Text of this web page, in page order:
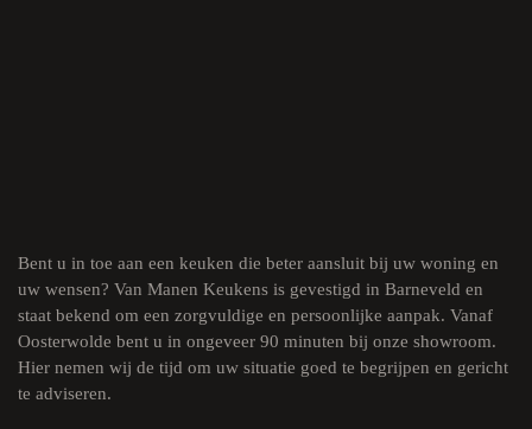
Bent u in toe aan een keuken die beter aansluit bij uw woning en
uw wensen? Van Manen Keukens is gevestigd in Barneveld en
staat bekend om een zorgvuldige en persoonlijke aanpak. Vanaf
Oosterwolde bent u in ongeveer 90 minuten bij onze showroom.
Hier nemen wij de tijd om uw situatie goed te begrijpen en gericht
te adviseren.